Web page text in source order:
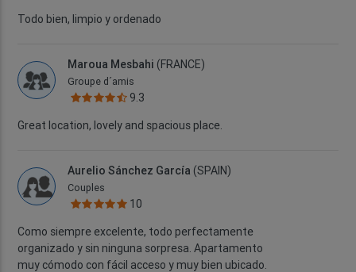
Todo bien, limpio y ordenado
Maroua Mesbahi (FRANCE)
Groupe d´amis
9.3
Great location, lovely and spacious place.
Aurelio Sánchez García (SPAIN)
Couples
10
Como siempre excelente, todo perfectamente
organizado y sin ninguna sorpresa. Apartamento
muy cómodo con fácil acceso y muy bien ubicado.